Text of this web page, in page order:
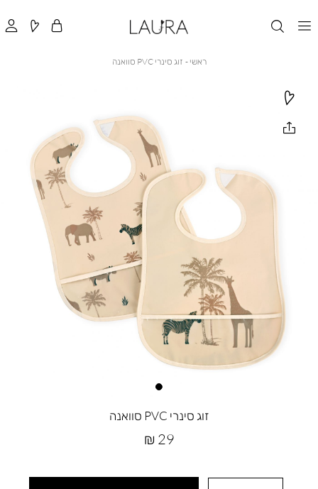
ראשי ראשי
זוג סינרי PVC סוואנה
זוג סינרי PVC סוואנה
מחיר
29 ₪